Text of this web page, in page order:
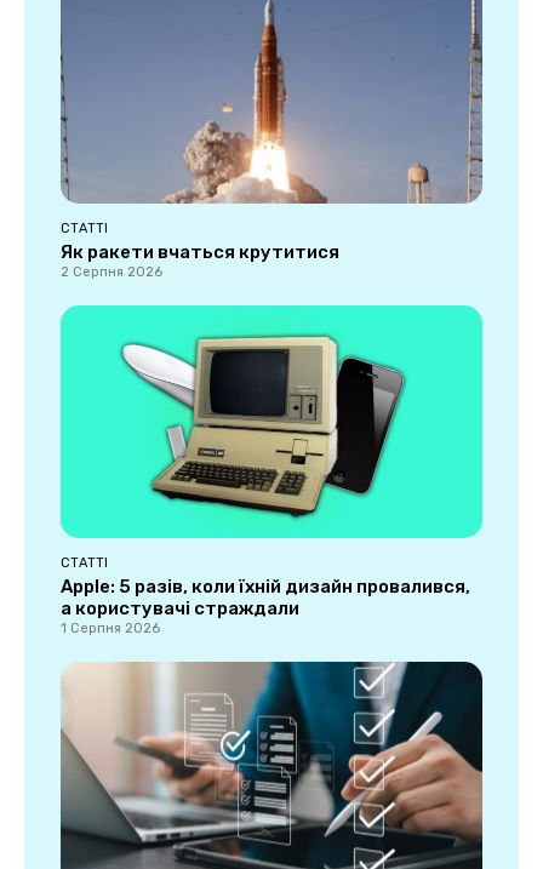
СТАТТІ
Як ракети вчаться крутитися
2 Серпня 2026
СТАТТІ
Apple: 5 разів, коли їхній дизайн провалився,
а користувачі страждали
1 Серпня 2026